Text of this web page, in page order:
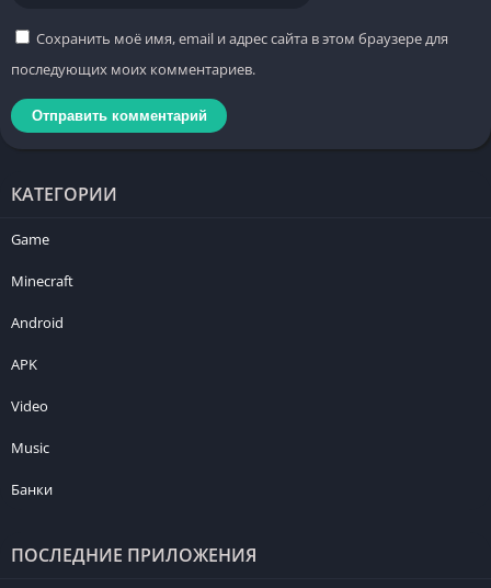
Сохранить моё имя, email и адрес сайта в этом браузере для
последующих моих комментариев.
КАТЕГОРИИ
Game
Minecraft
Android
APK
Video
Music
Банки
ПОСЛЕДНИЕ ПРИЛОЖЕНИЯ